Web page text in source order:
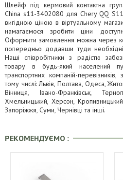
Шлейф під кермовий контактна
China s11-3402080 для Chery QQ
вигідною ціною в віртуальному
намагаємося зробити ціни
Оформити замовлення можна через
попередньо додавши туди необхідні
Наші співробітники з радістю
товару в будь-який населений
транспортних компаній-
тому числі: Львів, Полтава, Одеса,
Вінниця, Івано-Франківськ,
Хмельницький, Херсон,
Запоріжжя, Суми, Чернівці та інші.
РЕКОМЕНДУЄМО :